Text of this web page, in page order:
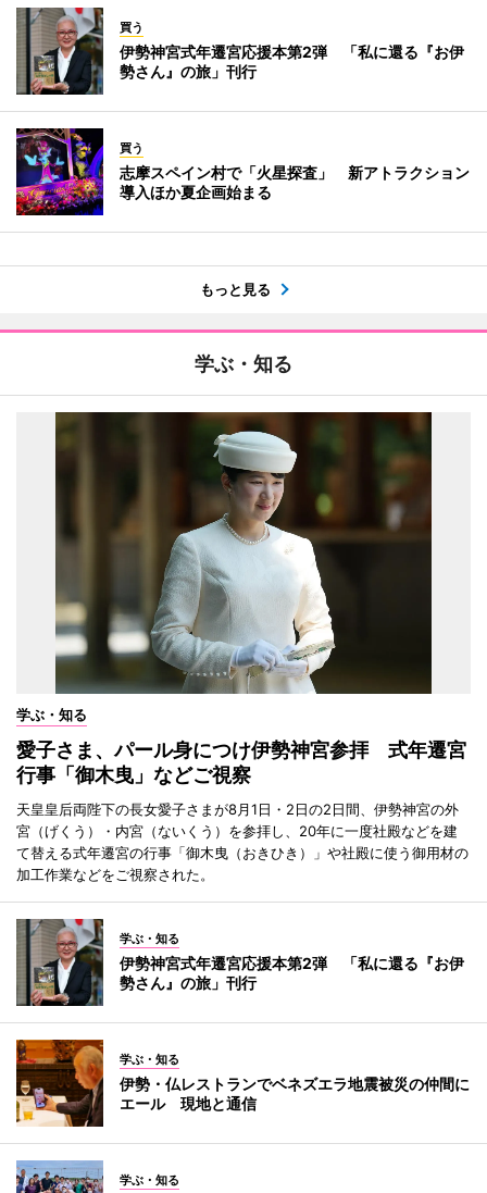
買う
伊勢神宮式年遷宮応援本第2弾 「私に還る『お伊
勢さん』の旅」刊行
買う
志摩スペイン村で「火星探査」 新アトラクション
導入ほか夏企画始まる
もっと見る
学ぶ・知る
学ぶ・知る
愛子さま、パール身につけ伊勢神宮参拝 式年遷宮
行事「御木曳」などご視察
天皇皇后両陛下の長女愛子さまが8月1日・2日の2日間、伊勢神宮の外
宮（げくう）・内宮（ないくう）を参拝し、20年に一度社殿などを建
て替える式年遷宮の行事「御木曳（おきひき）」や社殿に使う御用材の
加工作業などをご視察された。
学ぶ・知る
伊勢神宮式年遷宮応援本第2弾 「私に還る『お伊
勢さん』の旅」刊行
学ぶ・知る
伊勢・仏レストランでベネズエラ地震被災の仲間に
エール 現地と通信
学ぶ・知る